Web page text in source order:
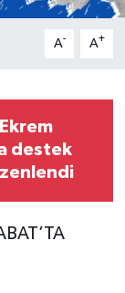
A- A+
destek